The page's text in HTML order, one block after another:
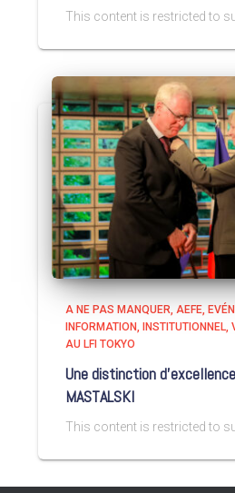
This content is restricted to
A NE PAS MANQUER AEFE
INFORMATION
INSTITUTIONNEL
AU LFI TOKYO
Une distinction
MASTALSKI
This content is restricted to